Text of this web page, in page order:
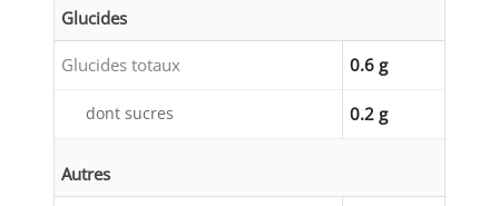
Glucides
Glucides totaux 0.6 g
dont sucres 0.2 g
Autres